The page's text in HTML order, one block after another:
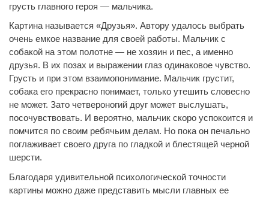
грусть главного героя — мальчика.
Картина называется «Друзья». Автору удалось выбрать
очень емкое название для своей работы. Мальчик с
собакой на этом полотне — не хозяин и пес, а именно
друзья. В их позах и выражении глаз одинаковое чувство.
Грусть и при этом взаимопонимание. Мальчик грустит,
собака его прекрасно понимает, только утешить словесно
не может. Зато четвероногий друг может выслушать,
посочувствовать. И вероятно, мальчик скоро успокоится и
помчится по своим ребячьим делам. Но пока он печально
поглаживает своего друга по гладкой и блестящей черной
шерсти.
Благодаря удивительной психологической точности
картины можно даже представить мысли главных ее